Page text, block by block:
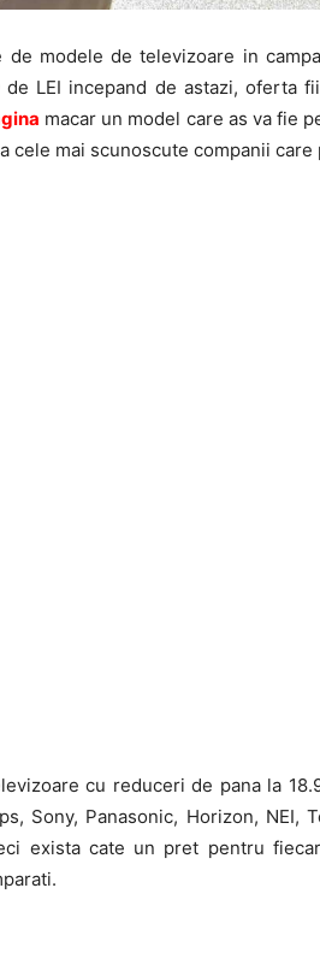
de modele de televizoare in
LEI incepand de astazi, oferta
macar un model care as va fie
cele mai scunoscute companii
cu reduceri de pana la
Sony, Panasonic, Horizon, NEI,
exista cate un pret pentru